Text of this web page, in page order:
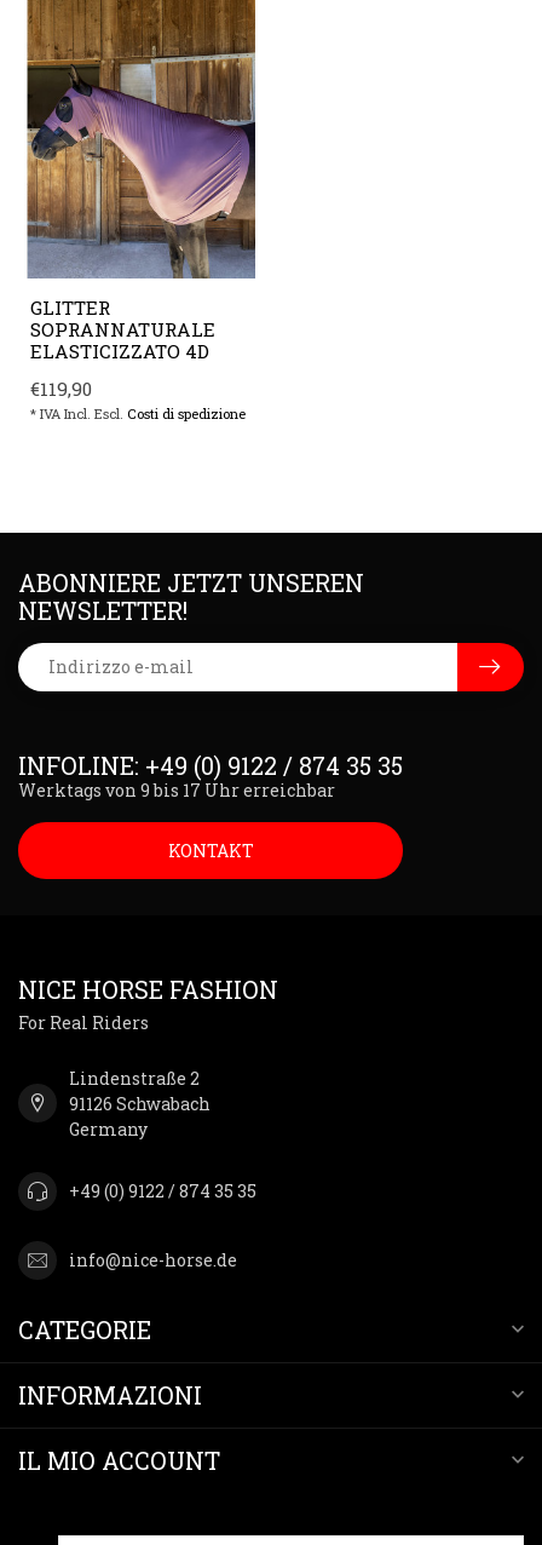
GLITTER
SOPRANNATURALE
ELASTICIZZATO 4D
€119,90
* IVA Incl. Escl. Costi di spedizione
INFOLINE: +49 (0) 9122 / 874 35 35
Werktags von 9 bis 17 Uhr erreichbar
KONTAKT
ABONNIERE JETZT UNSEREN
NEWSLETTER!
NICE HORSE FASHION
For Real Riders
Lindenstraße 2
91126 Schwabach
Germany
+49 (0) 9122 / 874 35 35
info@nice-horse.de
CATEGORIE
INFORMAZIONI
IL MIO ACCOUNT